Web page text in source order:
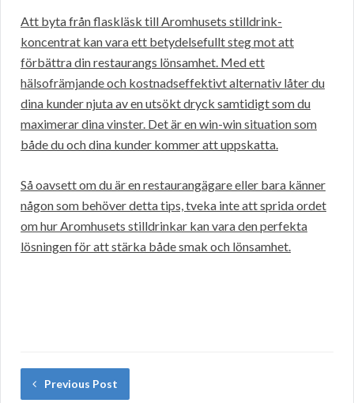
Att byta från flaskläsk till Aromhusets stilldrink-
koncentrat kan vara ett betydelsefullt steg mot att
förbättra din restaurangs lönsamhet. Med ett
hälsofrämjande och kostnadseffektivt alternativ låter du
dina kunder njuta av en utsökt dryck samtidigt som du
maximerar dina vinster. Det är en win-win situation som
både du och dina kunder kommer att uppskatta.
Så oavsett om du är en restaurangägare eller bara känner
någon som behöver detta tips, tveka inte att sprida ordet
om hur Aromhusets stilldrinkar kan vara den perfekta
lösningen för att stärka både smak och lönsamhet.
Previous Post